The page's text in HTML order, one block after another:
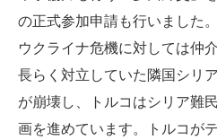
の正式参加申請も行いました。
ウクライナ危機に対しては仲
長らく対立していた隣国シリ
が崩壊し、トルコはシリア難
画を進めています。トルコが